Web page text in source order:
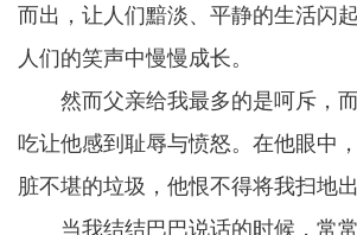
而出，让人们黯淡、平静的生活闪
人们的笑声中慢慢成长。
然而父亲给我最多的是呵斥，而
吃让他感到耻辱与愤怒。在他眼中
脏不堪的垃圾，他恨不得将我扫地出
当我结结巴巴说话的时候，常常